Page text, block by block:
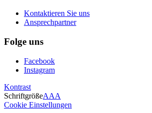
Kontaktieren Sie uns
Ansprechpartner
Folge uns
Facebook
Instagram
Kontrast
SchriftgrößeAAA
Cookie Einstellungen